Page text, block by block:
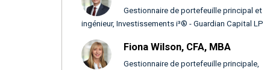
Gestionnaire de portefeuille principal et
ingénieur, Investissements i³® - Guardian Capital LP
Fiona Wilson, CFA, MBA
Gestionnaire de portefeuille principale,